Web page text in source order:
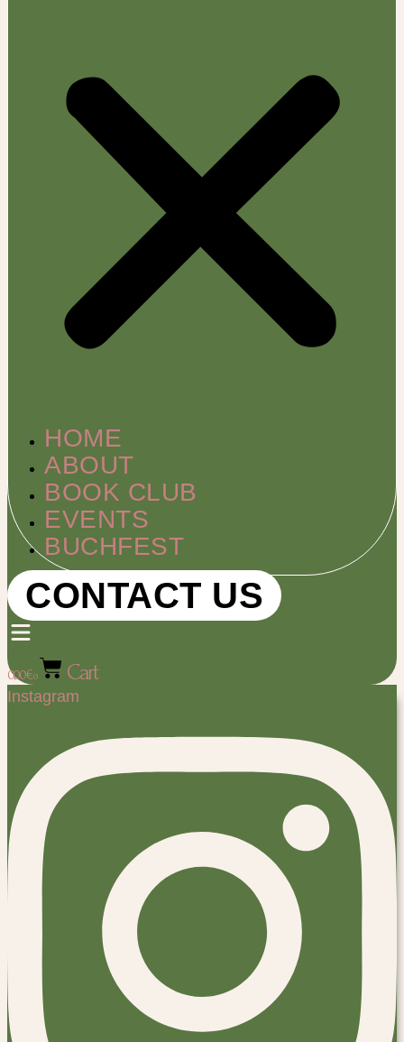
HOME
ABOUT
BOOK CLUB
EVENTS
BUCHFEST
CONTACT US
0,00€0 Cart
Instagram